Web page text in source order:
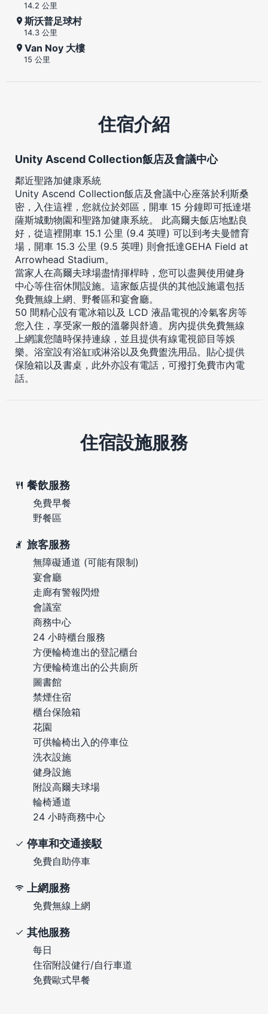
14.2 公里
斯沃普足球村
14.3 公里
Van Noy 大樓
15 公里
住宿介紹
Unity Ascend Collection飯店及會議中心
鄰近聖路加健康系統
Unity Ascend Collection飯店及會議中心座落於利斯桑
密，入住這裡，您就位於郊區，開車 15 分鐘即可抵達堪
薩斯城動物園和聖路加健康系統。 此高爾夫飯店地點良
好，從這裡開車 15.1 公里 (9.4 英哩) 可以到考夫曼體育
場，開車 15.3 公里 (9.5 英哩) 則會抵達GEHA Field at
Arrowhead Stadium。
當家人在高爾夫球場盡情揮桿時，您可以盡興使用健身
中心等住宿休閒設施。這家飯店提供的其他設施還包括
免費無線上網、野餐區和宴會廳。
50 間精心設有電冰箱以及 LCD 液晶電視的冷氣客房等
您入住，享受家一般的溫馨與舒適。房內提供免費無線
上網讓您隨時保持連線，並且提供有線電視節目等娛
樂。浴室設有浴缸或淋浴以及免費盥洗用品。貼心提供
保險箱以及書桌，此外亦設有電話，可撥打免費市內電
話。
住宿設施服務
餐飲服務
免費早餐
野餐區
旅客服務
無障礙通道 (可能有限制)
宴會廳
走廊有警報閃燈
會議室
商務中心
24 小時櫃台服務
方便輪椅進出的登記櫃台
方便輪椅進出的公共廁所
圖書館
禁煙住宿
櫃台保險箱
花園
可供輪椅出入的停車位
洗衣設施
健身設施
附設高爾夫球場
輪椅通道
24 小時商務中心
停車和交通接駁
免費自助停車
上網服務
免費無線上網
其他服務
每日
住宿附設健行/自行車道
免費歐式早餐